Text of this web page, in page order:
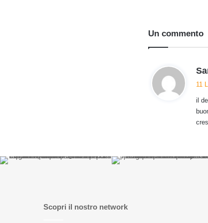
Un commento
11
il
Scopri il nostro network